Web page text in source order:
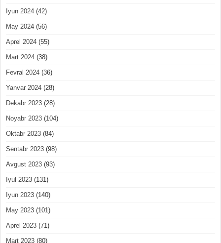
Iyun 2024 (42)
May 2024 (56)
Aprel 2024 (55)
Mart 2024 (38)
Fevral 2024 (36)
Yanvar 2024 (28)
Dekabr 2023 (28)
Noyabr 2023 (104)
Oktabr 2023 (84)
Sentabr 2023 (98)
Avgust 2023 (93)
Iyul 2023 (131)
Iyun 2023 (140)
May 2023 (101)
Aprel 2023 (71)
Mart 2023 (80)